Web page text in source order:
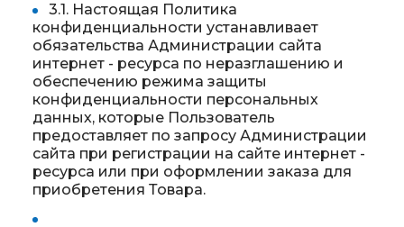
3.1. Настоящая Политика
конфиденциальности устанавливает
обязательства Администрации сайта
интернет - ресурса по неразглашению и
обеспечению режима защиты
конфиденциальности персональных
данных, которые Пользователь
предоставляет по запросу Администрации
сайта при регистрации на сайте интернет -
ресурса или при оформлении заказа для
приобретения Товара.